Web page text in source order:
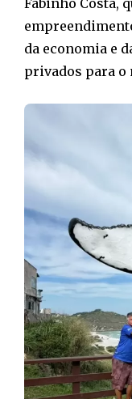
Fabinho Costa,
da economia e
privados para